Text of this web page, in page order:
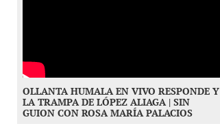
OLLANTA HUMALA EN VIVO RESPONDE Y
LA TRAMPA DE LÓPEZ ALIAGA | SIN
GUION CON ROSA MARÍA PALACIOS